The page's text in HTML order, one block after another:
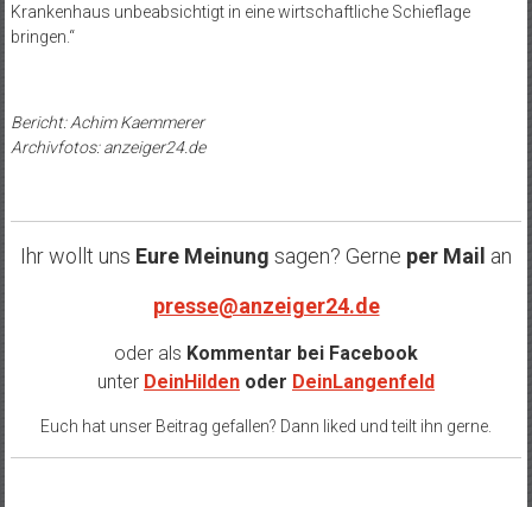
Krankenhaus unbeabsichtigt in eine wirtschaftliche Schieflage
bringen.“
Bericht: Achim Kaemmerer
Archivfotos: anzeiger24.de
Ihr wollt uns Eure Meinung sagen? Gerne per Mail an
presse@anzeiger24.de
oder als Kommentar bei Facebook
unter DeinHilden oder DeinLangenfeld
Euch hat unser Beitrag gefallen? Dann liked und teilt ihn gerne.